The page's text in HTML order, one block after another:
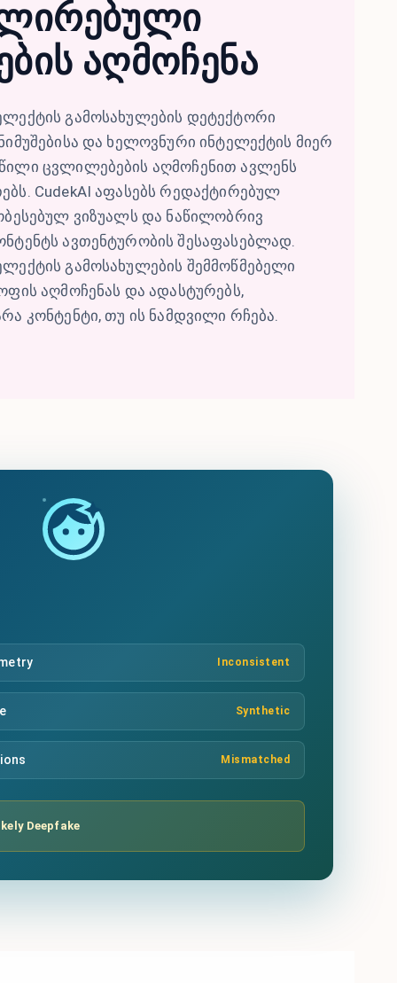
აღმოჩენა
გამოსახულების დეტექტორი
და ხელოვნური ინტელექტის მიერ
ცვლილებების აღმოჩენით ავლენს
CudekAI აფასებს რედაქტირებულ
ვიზუალს და ნაწილობრივ
ავთენტურობის შესაფასებლად.
გამოსახულების შემმოწმებელი
აღმოჩენას და ადასტურებს,
კონტენტი, თუ ის ნამდვილი რჩება.
Inconsistent
Synthetic
Mismatched
Deepfake